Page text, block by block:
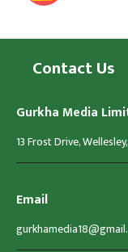
Contact Us
Gurkha Media
13 Frost Drive,
Email